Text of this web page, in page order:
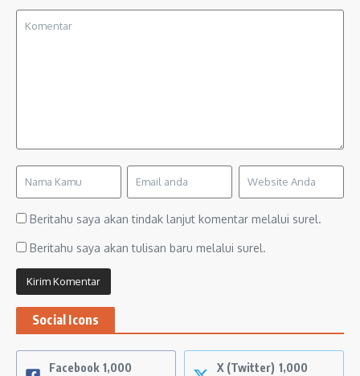
Beritahu saya akan tindak lanjut komentar melalui surel.
Beritahu saya akan tulisan baru melalui surel.
Social Icons
Facebook 1,000
X (Twitter) 1,000